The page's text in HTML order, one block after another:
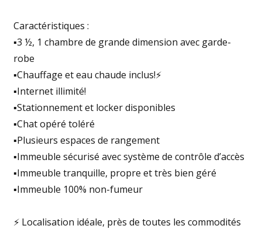
Caractéristiques :
▪️3 ½, 1 chambre de grande dimension avec garde-
robe
▪️Chauffage et eau chaude inclus!⚡️
▪️Internet illimité!
▪️Stationnement et locker disponibles
▪️Chat opéré toléré
▪️Plusieurs espaces de rangement
▪️Immeuble sécurisé avec système de contrôle d’accès
▪️Immeuble tranquille, propre et très bien géré
▪️Immeuble 100% non-fumeur
⚡️ Localisation idéale, près de toutes les commodités